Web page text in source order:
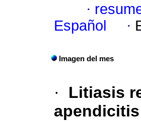
·
Español
·
Imagen del mes
·
Litiasis